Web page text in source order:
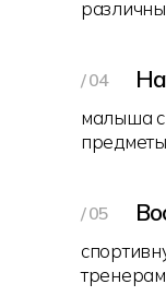
малыша с
/ 04
/ 05